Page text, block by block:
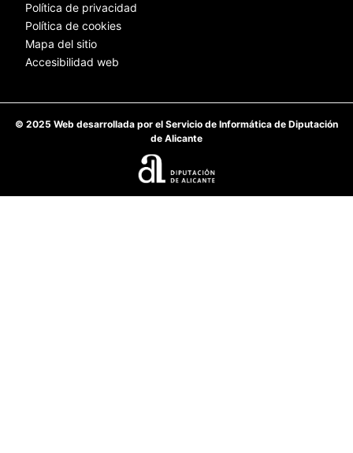
Política de privacidad
Política de cookies
Mapa del sitio
Accesibilidad web
© 2025 Web desarrollada por el Servicio de Informática de Diputación
de Alicante